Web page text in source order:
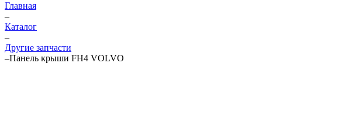
Главная
–
Каталог
–
Другие запчасти
–Панель крыши FH4 VOLVO